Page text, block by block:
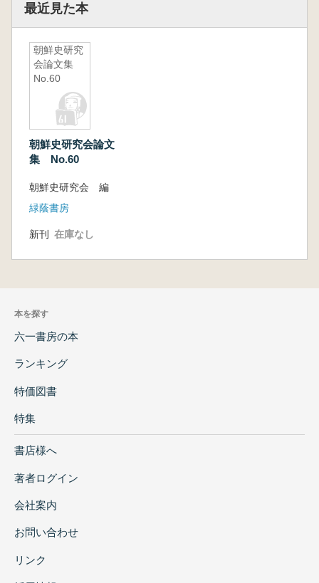
最近見た本
朝鮮史研究
会論文集
No.60
朝鮮史研究会論文
集 No.60
朝鮮史研究会 編
緑蔭書房
新刊 在庫なし
本を探す
六一書房の本
ランキング
特価図書
特集
書店様へ
著者ログイン
会社案内
お問い合わせ
リンク